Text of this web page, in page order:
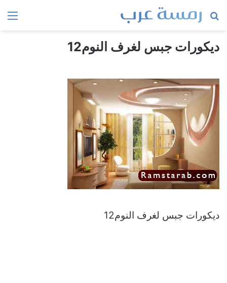
بحث
ديكورات جبس لغرف النوم12
ديكورات جبس لغرف النوم12